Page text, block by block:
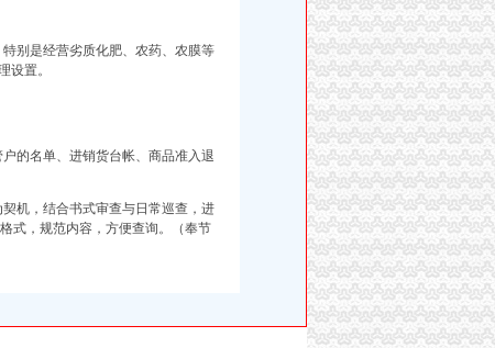
别是经营劣质化肥、农药、农膜等
设置。
的名单、进销货台帐、商品准入退
机，结合书式审查与日常巡查，进
式，规范内容，方便查询。（奉节